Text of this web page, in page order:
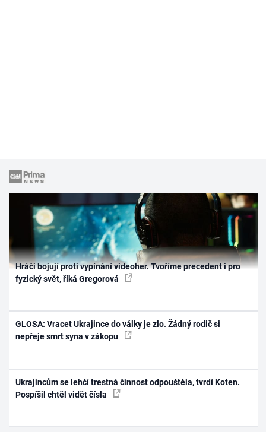
Hráči bojují proti vypínání videoher. Tvoříme precedent i pro
fyzický svět, říká Gregorová
GLOSA: Vracet Ukrajince do války je zlo. Žádný rodič si
nepřeje smrt syna v zákopu
Ukrajincům se lehčí trestná činnost odpouštěla, tvrdí Koten.
Pospíšil chtěl vidět čísla